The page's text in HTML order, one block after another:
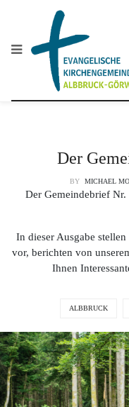
Der
BY MICHAEL
Der Gemeindebrief
In dieser Ausgabe
vor, berichten von
Ihnen
ALBBRUCK